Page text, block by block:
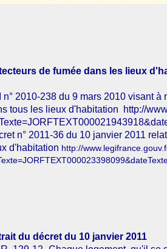
de fumée dans les lieux
n° 2010-238 du 9 mars 2010 visant
tous les lieux d'habitation
http://
n° 2011-36 du 10 janvier 2011
d'habitation http://
du décret du 10 janvier 2011